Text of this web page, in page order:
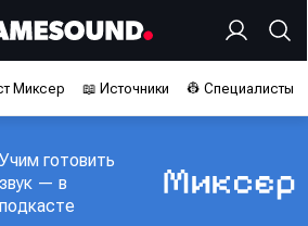
Миксер 📖 Источники 👷 Специалисты
Учим готовить
звук — в
подкасте